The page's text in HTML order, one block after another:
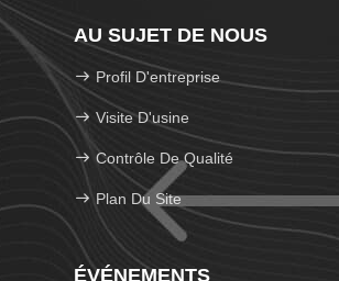
AU SUJET DE NOUS
Profil D'entreprise
Visite D'usine
Contrôle De Qualité
Plan Du Site
ÉVÉNEMENTS